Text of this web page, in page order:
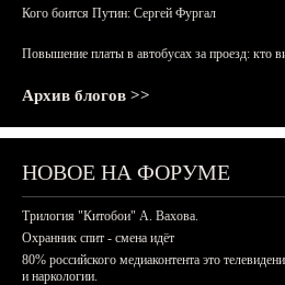
Кого боится Путин: Сергей Фургал
Повышение платы в автобусах за проезд: кто
Архив блогов >>
НОВОЕ НА ФОРУМЕ
Трилогия "Китобои" А. Вахова.
Охранник спит - смена идёт
80% российского медиаконтента это
и наркологии.